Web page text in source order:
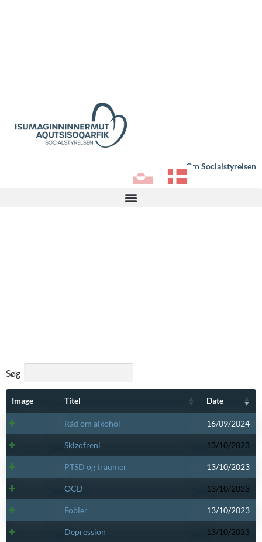
Om Socialstyrelsen
Søg
Image Titel Date
Råd om alkohol 16/09/2024
Skizofreni 13/10/2023
PTSD og traumer 13/10/2023
OCD 13/10/2023
Fobier 13/10/2023
Depression 13/10/2023